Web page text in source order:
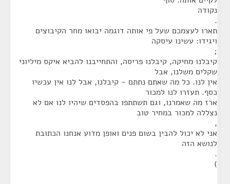
נקודה
.
תארו לעצמכם שעל פי אותה דוגמה יבואו מחר הקיבוצים
ויגידו: עשינו עיסקה
;
קיבלנו מחיקה, קיבלנו פריסה, והתחייבנו להביא איקס מיליוני
שקלים משלנו, אבל
אין לנו. כל מה שאתם נתתם - קיבלנו, אבל לנו אין עכשיו
כסף. תעזרו לנו למכור
ארז מה שאמרנו, וגם תשתתפו בהפסדים שיהיו לנו אם לא
נצללה למכור במחיר טוב
,
אני לא יכול להבין בשום פנים ואופן מדוע אנחנו הכתובת
לנושא הזה
.
)